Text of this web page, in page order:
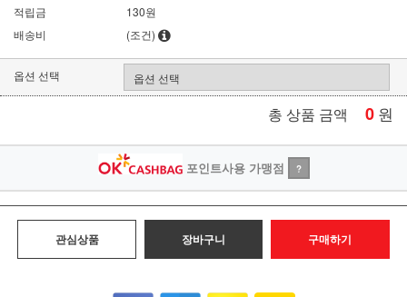
적립금
130원
배송비
(조건)
옵션 선택
총 상품 금액 0 원
포인트사용 가맹점 ?
관심상품 장바구니 구매하기